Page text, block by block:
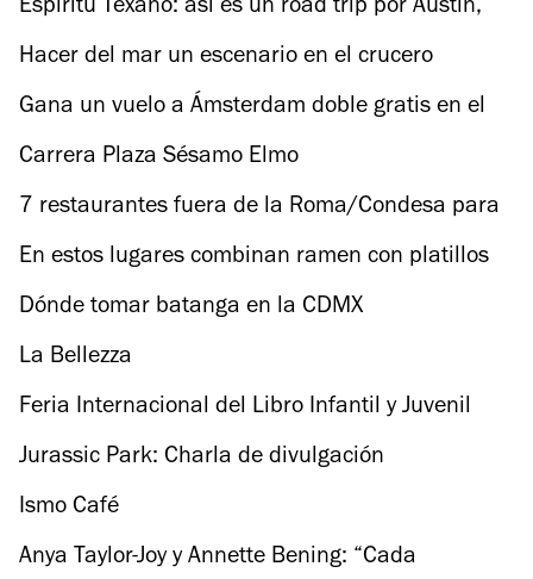
Espíritu Texano: así es un road trip por Austin,
Fredericksburg y Houston
Hacer del mar un escenario en el crucero
Norwegian Luna
Gana un vuelo a Ámsterdam doble gratis en el
Rally en Bici CDMX
Carrera Plaza Sésamo Elmo
7 restaurantes fuera de la Roma/Condesa para
una primera cita
En estos lugares combinan ramen con platillos
mexicanos
Dónde tomar batanga en la CDMX
La Bellezza
Feria Internacional del Libro Infantil y Juvenil
CENART
Jurassic Park: Charla de divulgación
Ismo Café
Anya Taylor-Joy y Annette Bening: “Cada